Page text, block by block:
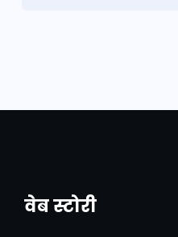
वेब स्टोरी
नया एक्सप्रेसवे: